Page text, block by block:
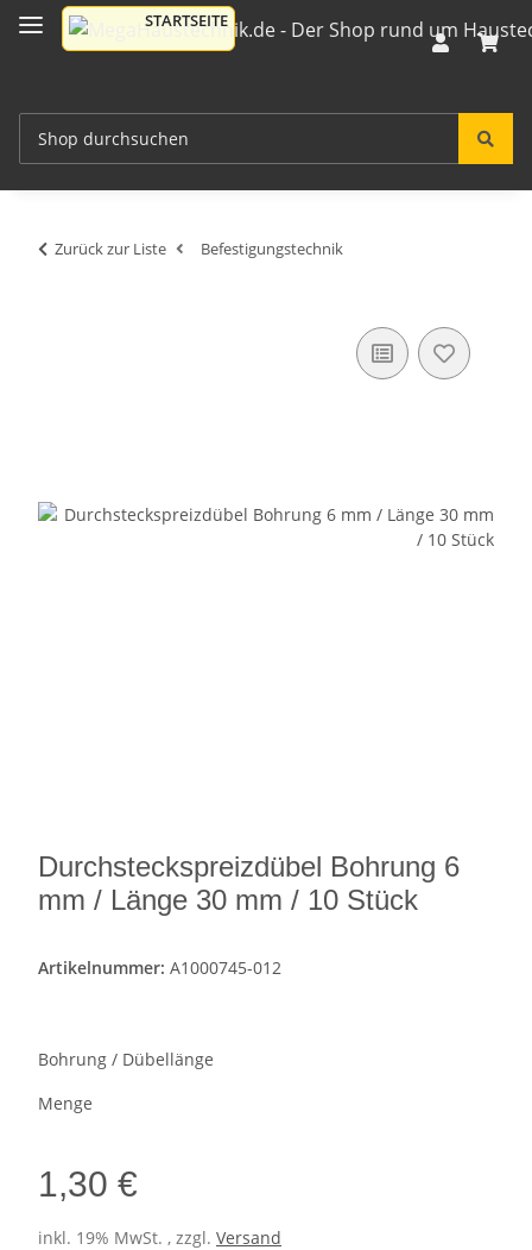
Zurück zur Liste Befestigungstechnik
Durchsteckspreizdübel Bohrung 6
mm / Länge 30 mm / 10 Stück
Artikelnummer: A1000745-012
Bohrung / Dübellänge
Menge
1,30 €
inkl. 19% MwSt. , zzgl. Versand